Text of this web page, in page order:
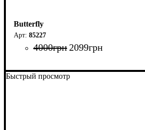
Butterfly
85227
4000грн 2099грн
Быстрый просмотр